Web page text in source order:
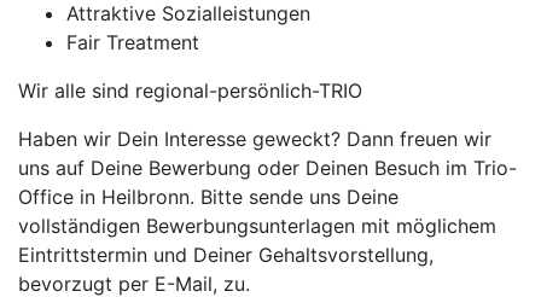
Attraktive Sozialleistungen
Fair Treatment
Wir alle sind regional-persönlich-TRIO
Haben wir Dein Interesse geweckt? Dann freuen wir
uns auf Deine Bewerbung oder Deinen Besuch im Trio-
Office in Heilbronn. Bitte sende uns Deine
vollständigen Bewerbungsunterlagen mit möglichem
Eintrittstermin und Deiner Gehaltsvorstellung,
bevorzugt per E-Mail, zu.